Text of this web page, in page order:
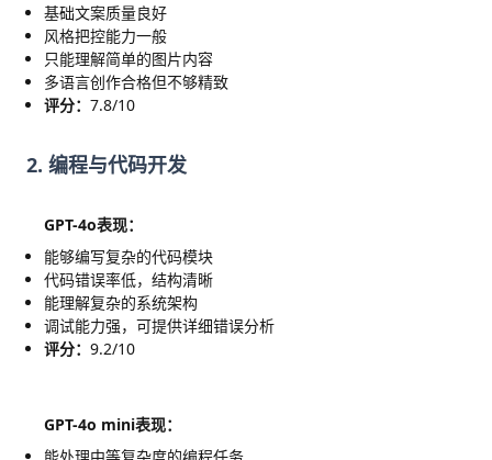
基础文案质量良好
风格把控能力一般
只能理解简单的图片内容
多语言创作合格但不够精致
评分： 7.8/10
2. 编程与代码开发
GPT-4o表现：
能够编写复杂的代码模块
代码错误率低，结构清晰
能理解复杂的系统架构
调试能力强，可提供详细错误分析
评分： 9.2/10
GPT-4o mini表现：
能处理中等复杂度的编程任务